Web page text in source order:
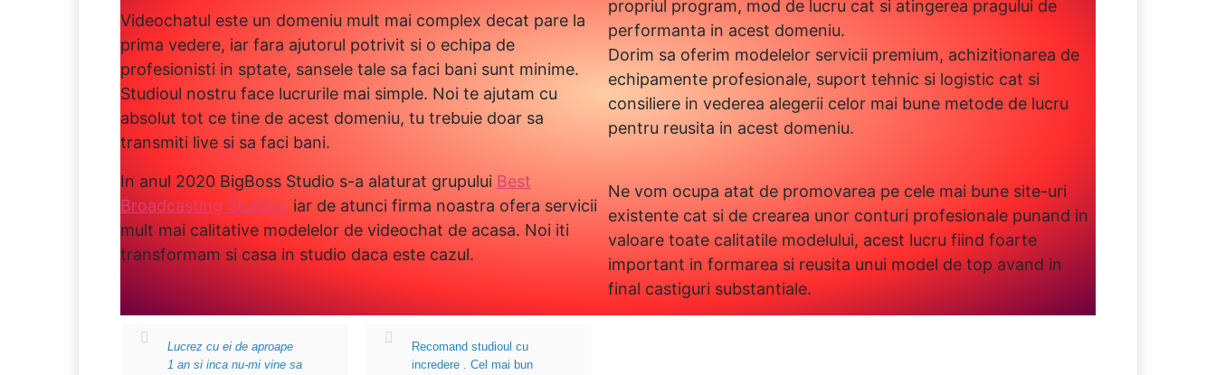
Videochatul este un domeniu mult mai complex decat pare la
prima vedere, iar fara ajutorul potrivit si o echipa de
profesionisti in sptate, sansele tale sa faci bani sunt minime.
Studioul nostru face lucrurile mai simple. Noi te ajutam cu
absolut tot ce tine de acest domeniu, tu trebuie doar sa
transmiti live si sa faci bani.
In anul 2020 BigBoss Studio s-a alaturat grupului Best
Broadcasting Studios, iar de atunci firma noastra ofera servicii
mult mai calitative modelelor de videochat de acasa. Noi iti
transformam si casa in studio daca este cazul.
propriul program, mod de lucru cat si atingerea pragului de
performanta in acest domeniu.
Dorim sa oferim modelelor servicii premium, achizitionarea de
echipamente profesionale, suport tehnic si logistic cat si
consiliere in vederea alegerii celor mai bune metode de lucru
pentru reusita in acest domeniu.
Ne vom ocupa atat de promovarea pe cele mai bune site-uri
existente cat si de crearea unor conturi profesionale punand in
valoare toate calitatile modelului, acest lucru fiind foarte
important in formarea si reusita unui model de top avand in
final castiguri substantiale.
Lucrez cu ei de aproape
1 an si inca nu-mi vine sa
Recomand studioul cu
incredere . Cel mai bun